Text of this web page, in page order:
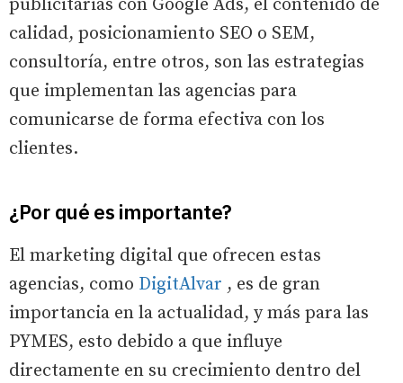
publicitarias con Google Ads, el contenido de
calidad, posicionamiento SEO o SEM,
consultoría, entre otros, son las estrategias
que implementan las agencias para
comunicarse de forma efectiva con los
clientes.
¿Por qué es importante?
El marketing digital que ofrecen estas
agencias, como DigitAlvar , es de gran
importancia en la actualidad, y más para las
PYMES, esto debido a que influye
directamente en su crecimiento dentro del